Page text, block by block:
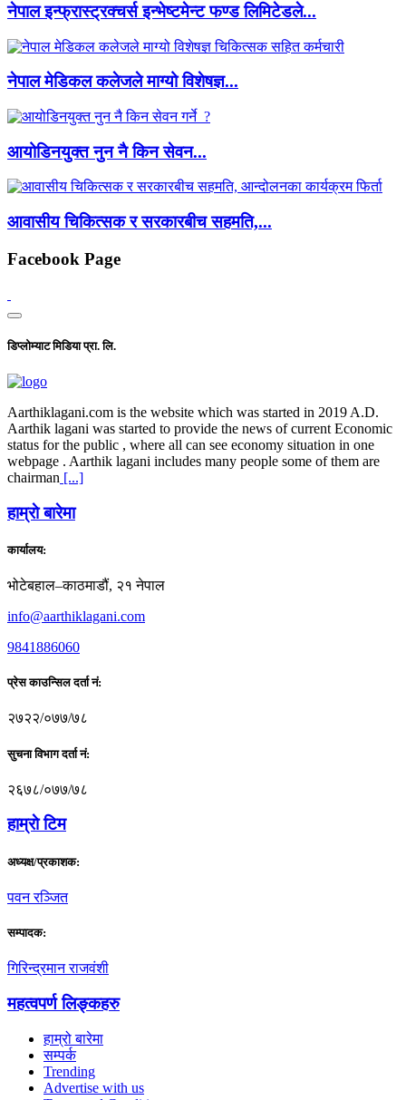
नेपाल इन्फ्रास्ट्रक्चर्स इन्भेष्टमेन्ट फण्ड लिमिटेडले...
नेपाल मेडिकल कलेजले माग्यो विशेषज्ञ...
आयोडिनयुक्त नुन नै किन सेवन...
आवासीय चिकित्सक र सरकारबीच सहमति,...
Facebook Page
डिप्लोम्याट मिडिया प्रा. लि.
Aarthiklagani.com is the website which was started in 2019 A.D.
Aarthik lagani was started to provide the news of current Economic
status for the public , where all can see economy situation in one
webpage . Aarthik lagani includes many people some of them are
chairman [...]
हाम्राे बारेमा
कार्यालय:
भोटेबहाल–काठमाडौं, २१ नेपाल
info@aarthiklagani.com
9841886060
प्रेस काउन्सिल दर्ता नं:
२७२२/०७७/७८
सुचना विभाग दर्ता नं:
२६७८/०७७/७८
हाम्राे टिम
अध्यक्ष/प्रकाशक:
पवन रञ्जित
सम्पादक:
गिरिन्द्रमान राजवंशी
महत्वपर्ण लिङ्कहरु
हाम्रो बारेमा
सम्पर्क
Trending
Advertise with us